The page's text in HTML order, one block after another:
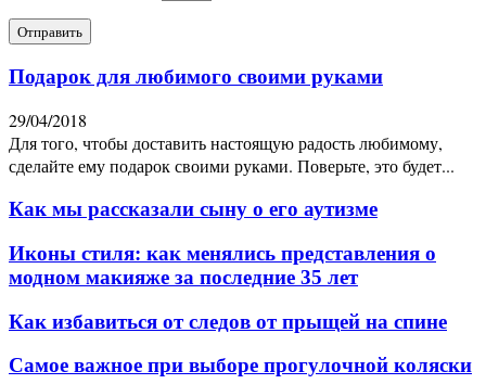
Подарок для любимого своими руками
29/04/2018
Для того, чтобы доставить настоящую радость любимому,
сделайте ему подарок своими руками. Поверьте, это будет...
Как мы рассказали сыну о его аутизме
Иконы стиля: как менялись представления о
модном макияже за последние 35 лет
Как избавиться от следов от прыщей на спине
Самое важное при выборе прогулочной коляски